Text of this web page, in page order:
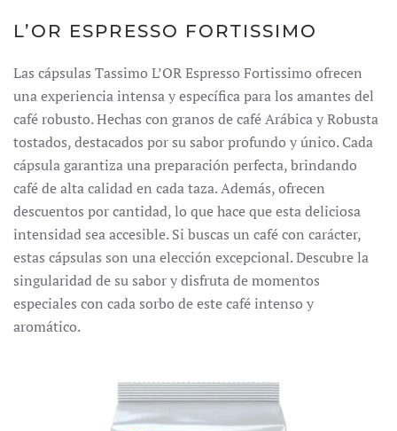
L’OR ESPRESSO FORTISSIMO
Las cápsulas Tassimo L’OR Espresso Fortissimo ofrecen
una experiencia intensa y específica para los amantes del
café robusto.Hechas con granos de café Arábica y Robusta
tostados, destacados por su sabor profundo y único.Cada
cápsula garantiza una preparación perfecta, brindando
café de alta calidad en cada taza.Además, ofrecen
descuentos por cantidad, lo que hace que esta deliciosa
intensidad sea accesible.Si buscas un café con carácter,
estas cápsulas son una elección excepcional.Descubre la
singularidad de su sabor y disfruta de momentos
especiales con cada sorbo de este café intenso y
aromático.